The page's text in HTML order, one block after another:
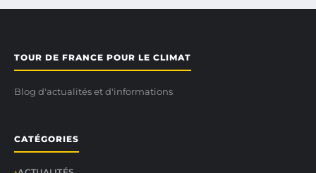
TOUR DE FRANCE POUR LE CLIMAT
Blog d'actualités et d'informations
CATÉGORIES